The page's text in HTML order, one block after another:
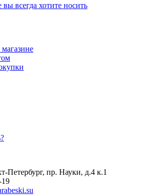
вы всегда хотите носить
Петербург, пр. Науки, д.4 к.1
19